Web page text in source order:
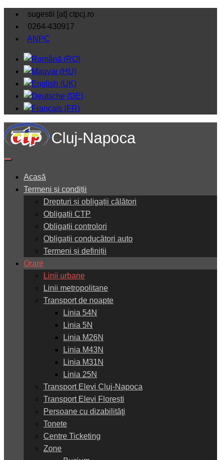
sugestii [at] ctpcj.ro
0264-430917
ANPC
Acasă
Termeni și condiții
Drepturi și obligații călători
Obligații CTP
Obligații controlori
Obligații conducători auto
Termeni și definiții
Orare
Linii urbane
Linii metropolitane
Transport de noapte
Linia 54N
Linia 5N
Linia M26N
Linia M43N
Linia M31N
Linia 25N
Transport Elevi Cluj-Napoca
Transport Elevi Florești
Persoane cu dizabilităţi
Tonete
Centre Ticketing
Zone